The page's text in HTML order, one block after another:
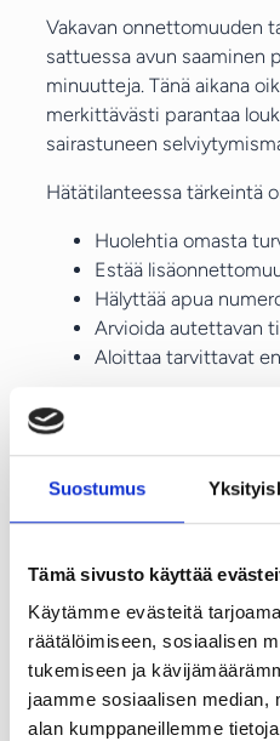
Suostumus
Tämä sivusto käyttää
Käytämme evästeitä
räätälöimiseen, sosiaalisen
tukemiseen ja
jaamme sosiaalisen median,
alan kumppaneillemme
Vakavan onnettomuuden
sattuessa avun saaminen
minuutteja. Tänä aikana
merkittävästi parantaa
sairastuneen
Hätätilanteessa tärkeintä
Huolehtia omasta
Estää
Hälyttää apua
Arvioida autettavan
Aloittaa tarvittavat
Jo pelkkä nopea
tarkistaminen tai
Ensiaputaidot
jotka
Moni ammattikuljettaja on
ensiapukoulutuksen joskus
on kuitenkin se, että
heikkenevät ajan myötä.